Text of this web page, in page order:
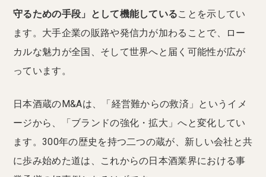
守るための手段」として機能していることを示してい
ます。大手企業の販路や発信力が加わることで、ロー
カルな魅力が全国、そして世界へと届く可能性が広が
っています。
日本酒蔵のM&Aは、「経営難からの救済」というイメ
ージから、「ブランドの強化・拡大」へと変化してい
ます。300年の歴史を持つ二つの蔵が、新しい会社と共
に歩み始めた道は、これからの日本酒業界における事